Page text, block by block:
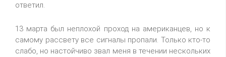
ответил.
13 марта был неплохой проход на американцев, но к
самому рассвету все сигналы пропали. Только кто-то
слабо, но настойчиво звал меня в течении нескольких